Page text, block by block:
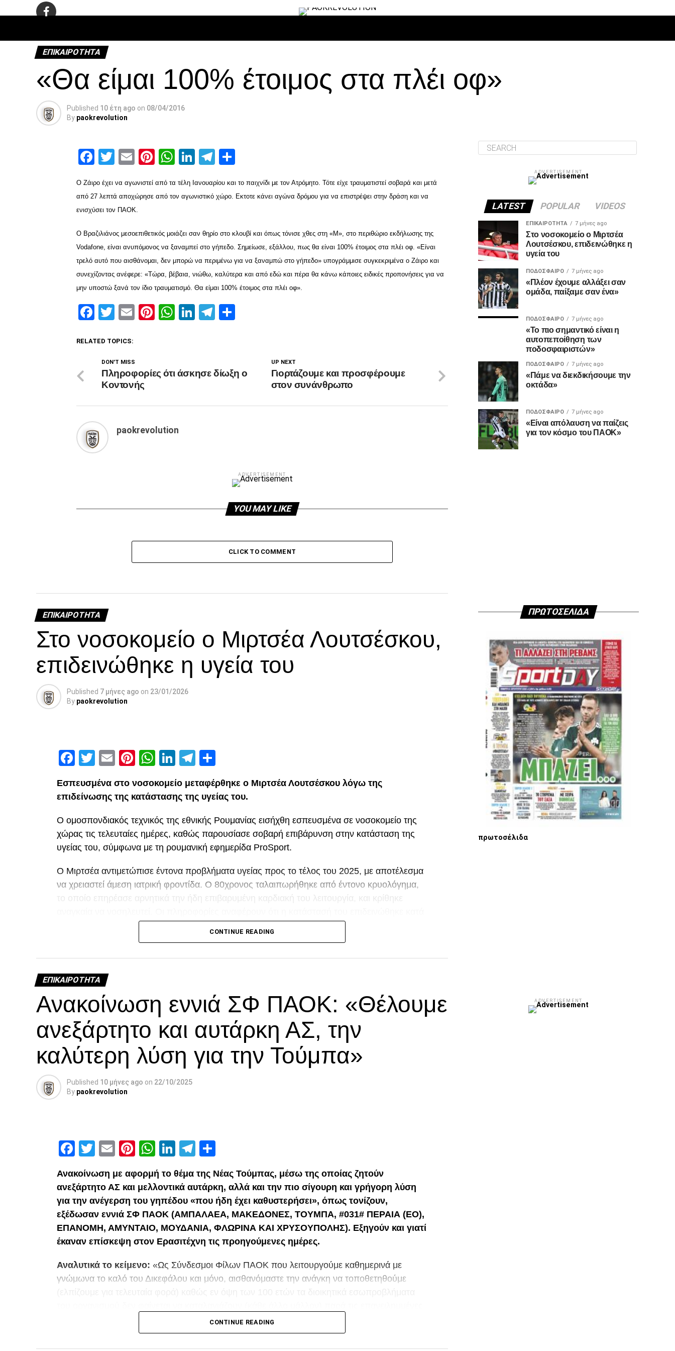
ΕΠΙΚΑΙΡΌΤΗΤΑ
«Θα είμαι 100% έτοιμος στα πλέι οφ»
Published 10 έτη ago on 08/04/2016
By paokrevolution
Facebook
Twitter
EmailPinterest
WhatsApp
LinkedIn
Telegram
Ο Ζάιρο έχει να αγωνιστεί από τα τέλη Ιανουαρίου και το παιχνίδι με τον Ατρόμητο. Τότε είχε τραυματιστεί σοβαρά και μετά
από 27 λεπτά αποχώρησε από τον αγωνιστικό χώρο. Εκτοτε κάνει αγώνα δρόμου για να επιστρέψει στην δράση και να
ενισχύσει τον ΠΑΟΚ.
Ο Βραζιλιάνος μεσοεπιθετικός μοιάζει σαν θηρίο στο κλουβί και όπως τόνισε χθες στη «Μ», στο περιθώριο εκδήλωσης της
Vodafone, είναι ανυπόμονος να ξαναμπεί στο γήπεδο. Σημείωσε, εξάλλου, πως θα είναι 100% έτοιμος στα πλέι οφ. «Είναι
τρελό αυτό που αισθάνομαι, δεν μπορώ να περιμένω για να ξαναμπώ στο γήπεδο» υπογράμμισε συγκεκριμένα ο Ζάιρο και
συνεχίζοντας ανέφερε: «Τώρα, βέβαια, νιώθω, καλύτερα και από εδώ και πέρα θα κάνω κάποιες ειδικές προπονήσεις για να
μην υποστώ ξανά τον ίδιο τραυματισμό. Θα είμαι 100% έτοιμος στα πλέι οφ».
Facebook
Twitter
EmailPinterest
WhatsApp
LinkedIn
Telegram
RELATED TOPICS:
UP NEXT
Γιορτάζουμε και προσφέρουμε
στον συνάνθρωπο
DON'T MISS
Πληροφορίες ότι άσκησε δίωξη ο
Κοντονής
paokrevolution
ADVERTISEMENT
YOU MAY LIKE
CLICK TO COMMENT
ΕΠΙΚΑΙΡΌΤΗΤΑ
Στο νοσοκομείο ο Μιρτσέα Λουτσέσκου,
επιδεινώθηκε η υγεία του
Published 7 μήνες ago on 23/01/2026
By paokrevolution
Facebook
Twitter
EmailPinterest
WhatsApp
LinkedIn
Telegram
Εσπευσμένα στο νοσοκομείο μεταφέρθηκε ο Μιρτσέα Λουτσέσκου λόγω της
επιδείνωσης της κατάστασης της υγείας του.
Ο ομοσπονδιακός τεχνικός της εθνικής Ρουμανίας εισήχθη εσπευσμένα σε νοσοκομείο της
χώρας τις τελευταίες ημέρες, καθώς παρουσίασε σοβαρή επιβάρυνση στην κατάσταση της
υγείας του, σύμφωνα με τη ρουμανική εφημερίδα ProSport.
Ο Μιρτσέα αντιμετώπισε έντονα προβλήματα υγείας προς το τέλος του 2025, με αποτέλεσμα
να χρειαστεί άμεση ιατρική φροντίδα. Ο 80χρονος ταλαιπωρήθηκε από έντονο κρυολόγημα,
το οποίο επηρέασε αρνητικά την ήδη επιβαρυμένη καρδιακή του λειτουργία, και κρίθηκε
τη διάρκεια της νοσηλείας του.
CONTINUE READING
ΕΠΙΚΑΙΡΌΤΗΤΑ
Ανακοίνωση εννιά ΣΦ ΠΑΟΚ: «Θέλουμε
ανεξάρτητο και αυτάρκη ΑΣ, την
καλύτερη λύση για την Τούμπα»
Published 10 μήνες ago on 22/10/2025
By paokrevolution
Facebook
Twitter
EmailPinterest
WhatsApp
LinkedIn
Telegram
Ανακοίνωση με αφορμή το θέμα της Νέας Τούμπας, μέσω της οποίας ζητούν
ανεξάρτητο ΑΣ και μελλοντικά αυτάρκη, αλλά και την πιο σίγουρη και γρήγορη λύση
για την ανέγερση του γηπέδου «που ήδη έχει καθυστερήσει», όπως τονίζουν,
εξέδωσαν εννιά ΣΦ ΠΑΟΚ (ΑΜΠΑΛΑΕΑ, ΜΑΚΕΔΟΝΕΣ, ΤΟΥΜΠΑ, #031# ΠΕΡΑΙΑ (ΕΟ),
ΕΠΑΝΟΜΗ, ΑΜΥΝΤΑΙΟ, ΜΟΥΔΑΝΙΑ, ΦΛΩΡΙΝΑ ΚΑΙ ΧΡΥΣΟΥΠΟΛΗΣ). Εξηγούν και γιατί
έκαναν επίσκεψη στον Ερασιτέχνη τις προηγούμενες ημέρες.
Αναλυτικά το κείμενο: «Ως Σύνδεσμοι Φίλων ΠΑΟΚ που λειτουργούμε καθημερινά με
γνώμωνα το καλό του Δικεφάλου και μόνο, αισθανόμαστε την ανάγκη να τοποθετηθούμε
προσπάθειες μας να επικρατήσει η λογική, η ενότητα και η υγιείς σκέψη προς συμφέρουν του
CONTINUE READING
ADVERTISEMENT
LATEST POPULAR VIDEOS
ΕΠΙΚΑΙΡΌΤΗΤΑ 7 μήνες ago
Στο νοσοκομείο ο Μιρτσέα
Λουτσέσκου, επιδεινώθηκε η
υγεία του
ΠΟΔΌΣΦΑΙΡΟ 7 μήνες ago
«Πλέον έχουμε αλλάξει σαν
ομάδα, παίξαμε σαν ένα»
ΠΟΔΌΣΦΑΙΡΟ 7 μήνες ago
«Το πιο σημαντικό είναι η
αυτοπεποίθηση των
ποδοσφαιριστών»
ΠΟΔΌΣΦΑΙΡΟ 7 μήνες ago
«Πάμε να διεκδικήσουμε την
οκτάδα»
ΠΟΔΌΣΦΑΙΡΟ 7 μήνες ago
«Είναι απόλαυση να παίζεις
για τον κόσμο του ΠΑΟΚ»
ΠΡΩΤΟΣΕΛΙΔΑ
πρωτοσέλιδα
ADVERTISEMENT